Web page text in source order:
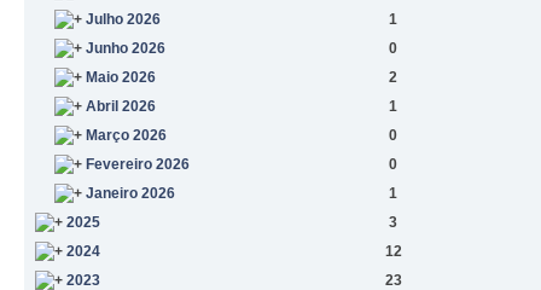
Julho 2026
1
Junho 2026
0
Maio 2026
2
Abril 2026
1
Março 2026
0
Fevereiro 2026
0
Janeiro 2026
1
2025
3
2024
12
2023
23